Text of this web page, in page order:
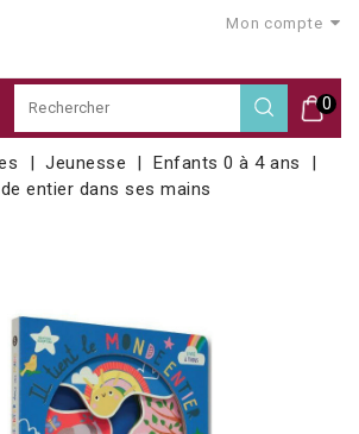
Mon compte
0
Jeunesse
Enfants 0 à 4 ans
entier dans ses mains